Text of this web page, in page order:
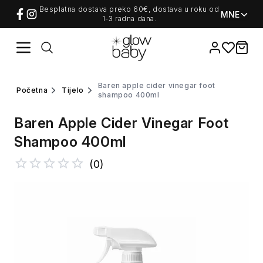
Besplatna dostava preko 60€, dostava u roku od
1-3 radna dana.
MNE
Favorites
items
početna tijelo
baren apple cider vinegar foot
shampoo 400ml
Baren Apple Cider Vinegar Foot
Shampoo 400ml
(0)